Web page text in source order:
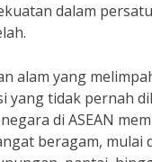
dalam
alam yang
yang tidak pernah
di ASEAN
beragam, mulai